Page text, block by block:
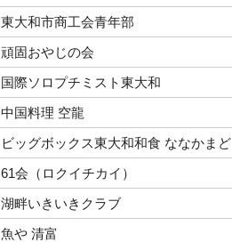
東大和市商工会青年部
頑固おやじの会
国際ソロプチミスト東大和
中国料理 空龍
ビッグボックス東大和和食 ななかまど
61会（ロクイチカイ）
湖畔いきいきクラブ
魚や 清富